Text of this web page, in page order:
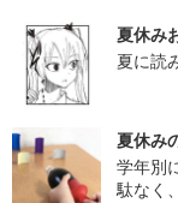
夏休み
夏に読
夏休み
学年別
駄なく